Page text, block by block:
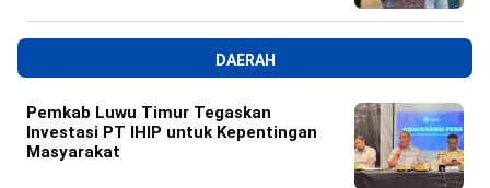
DAERAH
Pemkab Luwu Timur Tegaskan
Investasi PT IHIP untuk Kepentingan
Masyarakat